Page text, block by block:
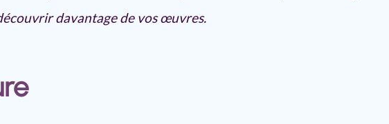
davantage de vos œuvres.